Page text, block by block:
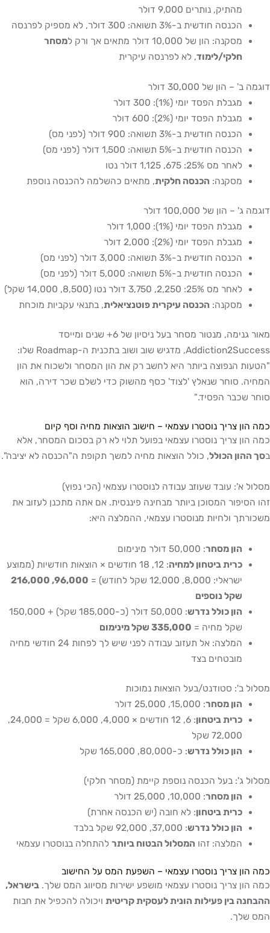
מהתיק, נותרים 9,000 דולר
הכנסה חודשית ב-3% תשואה: 300 דולר, לא מספיק לפרנסה
מסקנה: הון של 10,000 דולר מתאים אך ורק ל
מסחר
חלקי/לימוד, לא לפרנסה עיקרית
של 30,000 דולר
מגבלת הפסד יומי (1%): 300 דולר
מגבלת הפסד יומי (2%): 600 דולר
הכנסה חודשית ב-3% תשואה: 900 דולר (לפני מס)
הכנסה חודשית ב-5% תשואה: 1,500 דולר (לפני מס)
לאחר מס 25%: 675, 1,125 דולר נטו
מסקנה:הכנסה חלקית, מתאים כהשלמה להכנסה נוספת
של 100,000 דולר
מגבלת הפסד יומי (1%): 1,000 דולר
מגבלת הפסד יומי (2%): 2,000 דולר
הכנסה חודשית ב-3% תשואה: 3,000 דולר (לפני מס)
הכנסה חודשית ב-5% תשואה: 5,000 דולר (לפני מס)
לאחר מס 25%: 2,250, 3,750 דולר נטו (8,500, 14,000 שקל)
מסקנה:הכנסה עיקרית פוטנציאלית, בתנאי עקביות מוכחת
מאור גנימה, מנטור מסחר בעל ניסיון של 6+ שנים ומייסד
Addiction2Success, מדגיש שוב ושוב בתכנית ה-Roadmap שלו:
הנפוצה ביותר היא לחשב רק את הון המסחר ולשכוח את הון
סוחר שנאלץ 'לצוד' כסף מהשוק כדי לשלם שכר דירה, הוא
הפסיד."
צריך נוסטרו עצמאי – חישוב הוצאות מחיה וסף קיום
צריך נוסטרו עצמאי בפועל תלוי לא רק בסכום המסחר, אלא
הכולל , כולל הוצאות מחיה למשך תקופת ה"הכנסה לא יציבה".
עובד שעוזב עבודה לנוסטרו עצמאי (הכי נפוץ)
המסוכן ביותר מבחינה פיננסית. אם אתה מתכנן לעזוב את
ולחיות מנוסטרו עצמאי, ההמלצה היא:
הון מסחר: 50,000 דולר מינימום
כרית ביטחון למחיה
: 12, 18 חודשים × הוצאות חודשיות (ממוצע
ישראלי: 8,000, 12,000 שקל לחודש) =
96,000, 216,000
שקל נוספים
הון כולל נדרש
: 50,000 דולר (כ-185,000 שקל) + 150,000
שקל מחיה =335,000 שקל מינימום
המלצה: אל תעזוב עבודה לפני שיש לך לפחות 24 חודשי מחיה
מובטחים בצד
ב': סטודנט/בעל הוצאות נמוכות
הון מסחר: 15,000, 25,000 דולר
כרית ביטחון
: 6, 12 חודשים × 4,000, 6,000 שקל = 24,000,
72,000 שקל
הון כולל נדרש: כ-80,000, 165,000 שקל
ג': בעל הכנסה נוספת קיימת (מסחר חלקי)
הון מסחר: 10,000, 25,000 דולר
כרית ביטחון: לא חובה (יש הכנסה אחרת)
הון כולל נדרש: 37,000, 92,000 שקל בלבד
המלצה: זהוהמסלול הבטוח ביותר להתחלה בנוסטרו עצמאי
צריך נוסטרו עצמאי – השפעת המס על החישוב
צריך נוסטרו עצמאי מושפע ישירות מסיווג המס שלך. בישראל,
בין פעילות הונית לעסקית קריטיתויכולה להכפיל את חבות